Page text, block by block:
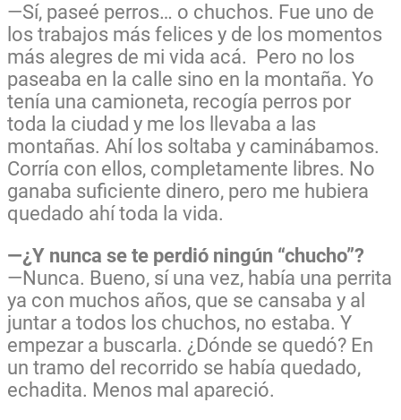
—Sí, paseé perros… o chuchos. Fue uno de
los trabajos más felices y de los momentos
más alegres de mi vida acá. Pero no los
paseaba en la calle sino en la montaña. Yo
tenía una camioneta, recogía perros por
toda la ciudad y me los llevaba a las
montañas. Ahí los soltaba y caminábamos.
Corría con ellos, completamente libres. No
ganaba suficiente dinero, pero me hubiera
quedado ahí toda la vida.
—¿Y nunca se te perdió ningún “chucho”?
—Nunca. Bueno, sí una vez, había una perrita
ya con muchos años, que se cansaba y al
juntar a todos los chuchos, no estaba. Y
empezar a buscarla. ¿Dónde se quedó? En
un tramo del recorrido se había quedado,
echadita. Menos mal apareció.